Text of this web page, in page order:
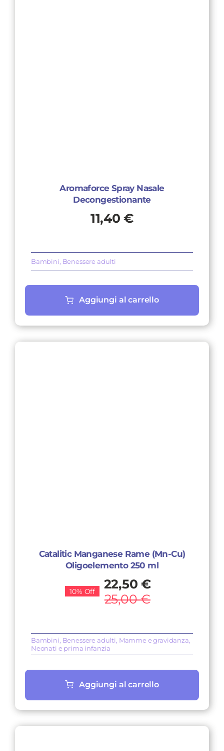
Aromaforce Spray Nasale
Decongestionante
11,40€
Bambini, Benessere adulti
Aggiungi al carrello
Catalitic Manganese Rame (Mn-Cu)
Oligoelemento 250 ml
25,00€
Il
prezzo
25,00 €.
22,50€
Il
prezzo
22,50 €.
10% Off
Bambini, Benessere adulti, Mamme e gravidanza,
Neonati e prima infanzia
Aggiungi al carrello